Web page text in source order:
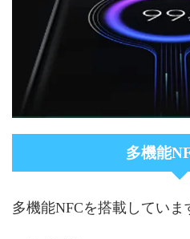
多機能
多機能NFCを搭載していま